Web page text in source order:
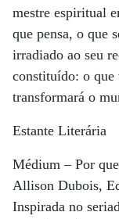
mestre espiritual
que pensa, o que
irradiado ao seu
constituído: o que
transformará o
Estante Literária
Médium – Por
Allison Dubois,
Inspirada no